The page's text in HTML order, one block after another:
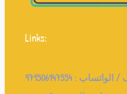
Links:
/ الواتساب :